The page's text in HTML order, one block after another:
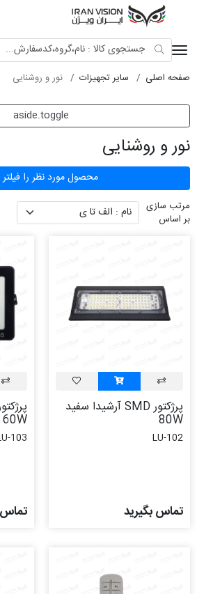
صفحه اصلی سایر تجهیزات نور و روشنایی
aside.toggle
نور و روشنایی
محصول مورد نظر را فیلتر
مرتب سازی
بر اساس
پرژکتور SMD آرشیدا سفید
80W
LU-102
تماس بگیرید
103
تماس